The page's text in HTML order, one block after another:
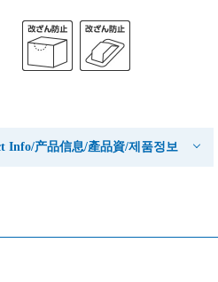
Info/产品信息/產品資/제품정보